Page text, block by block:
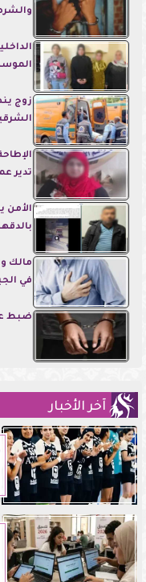
زوج
تدير
مالك
في
ضبط
آخر الأخبار